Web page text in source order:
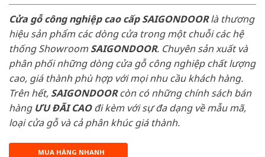
Cửa gỗ công nghiệp cao cấp SAIGONDOORlà thương
hiệu sản phẩm các dòng cửa trong một chuỗi các hệ
thống ShowroomSAIGONDOOR. Chuyên sản xuất và
phân phối những dòng cửa gỗ công nghiệp chất lượng
cao, giá thành phù hợp với mọi nhu cầu khách hàng.
Trên hết, SAIGONDOORcòn có những chính sách bán
hàng ƯU ĐÃI CAOđi kèm với sự đa dạng về mẫu mã,
loại cửa gỗ và cả phân khúc giá thành.
MUA HÀNG NHANH